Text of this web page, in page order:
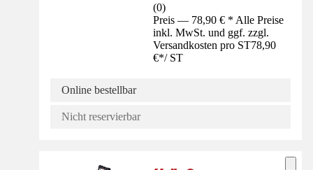
(0)
Preis — 78,90 € * Alle Preise
inkl. MwSt. und ggf. zzgl.
Versandkosten pro ST78,90
€*/ ST
Online bestellbar
Nicht reservierbar